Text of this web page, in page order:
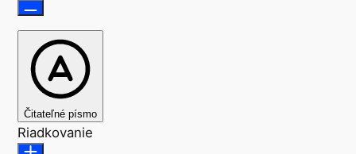
Čitateľné písmo
Riadkovanie